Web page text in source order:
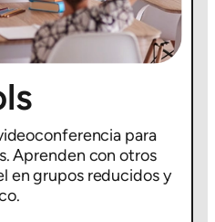
para
Aprenden con otros
en grupos reducidos y